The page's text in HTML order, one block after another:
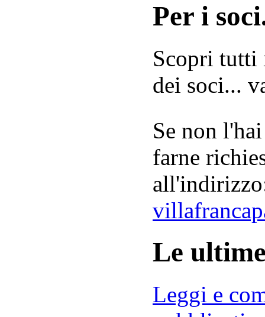
Per i
Scopri tutti
dei soci...
Se non
farne
Le
Leggi e